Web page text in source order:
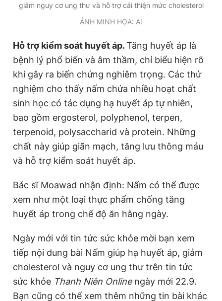
giảm nguy cơ ung thư và hỗ trợ cải thiện mức cholesterol
ẢNH MINH HỌA: AI
Hỗ trợ kiểm soát huyết áp.Tăng huyết áp là
bệnh lý phổ biến và âm thầm, chỉ biểu hiện rõ
khi gây ra biến chứng nghiêm trọng. Các thử
nghiệm cho thấy nấm chứa nhiều hoạt chất
sinh học có tác dụng hạ huyết áp tự nhiên,
bao gồm ergosterol, polyphenol, terpen,
terpenoid, polysaccharid và protein. Những
chất này giúp giãn mạch, tăng lưu thông máu
và hỗ trợ kiểm soát huyết áp.
Bác sĩ Moawad nhận định: Nấm có thể được
xem như một loại thực phẩm chống tăng
huyết áp trong chế độ ăn hằng ngày.
Ngày mới với tin tức sức khỏe mời bạn xem
tiếp nội dung bài Nấm giúp hạ huyết áp, giảm
cholesterol và nguy cơ ung thư trên tin tức
sức khỏe Thanh Niên Onlinengày mới 22.9.
Bạn cũng có thể xem thêm những tin bài khác